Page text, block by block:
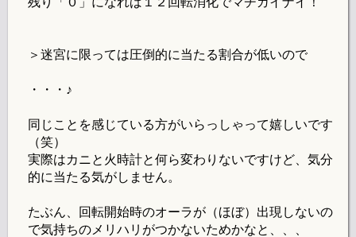
＞迷宮に限っては圧倒的に当たる割合が低いので
・・・♪
同じことを感じている方がいらっしゃって嬉しいです
（笑）
実際はカニと火時計と何ら変わりないですけど、気分
的に当たる気がしません。
たぶん、回転開始時のオーラが（ほぼ）出現しないの
で気持ちのメリハリがつかないためかなと、、、